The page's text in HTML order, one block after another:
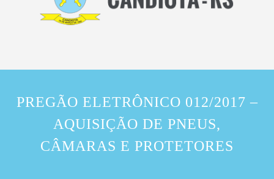
PREGÃO ELETRÔNICO 012/2017 –
AQUISIÇÃO DE PNEUS,
CÂMARAS E PROTETORES